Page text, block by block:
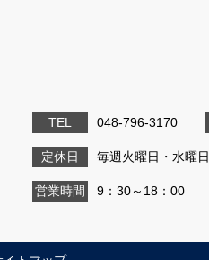
TEL 048-796-3170
定休日 毎週火曜日・水曜日
営業時間 9：30～18：00